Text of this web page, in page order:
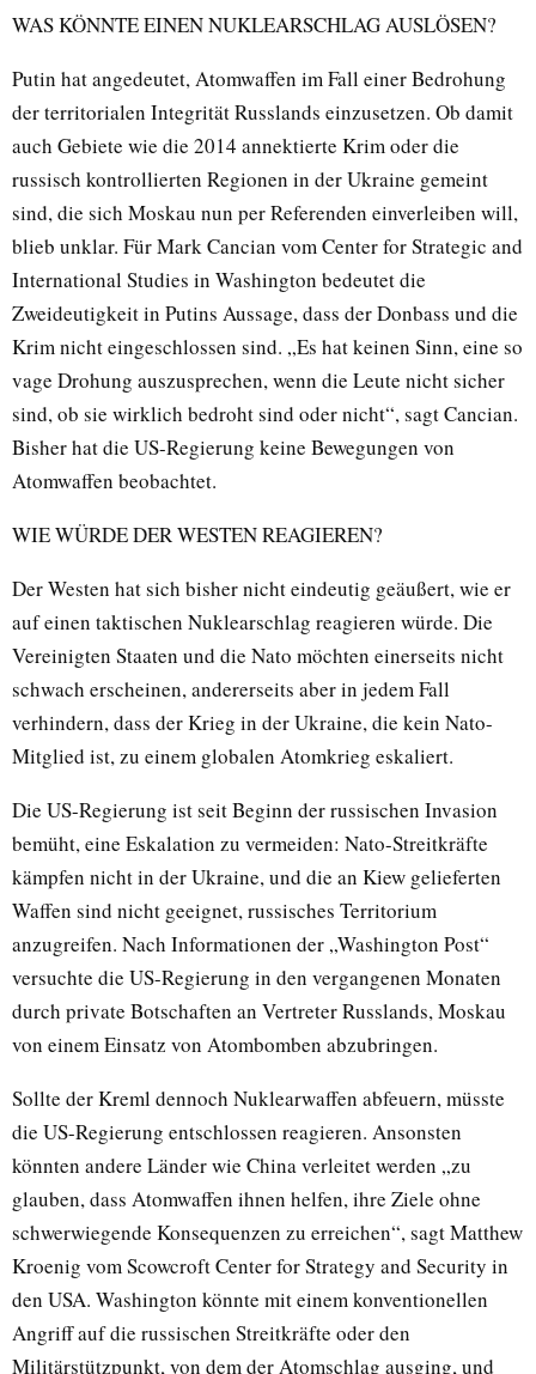
WAS KÖNNTE EINEN NUKLEARSCHLAG AUSLÖSEN?
Putin hat angedeutet, Atomwaffen im Fall einer Bedrohung
der territorialen Integrität Russlands einzusetzen. Ob damit
auch Gebiete wie die 2014 annektierte Krim oder die
russisch kontrollierten Regionen in der Ukraine gemeint
sind, die sich Moskau nun per Referenden einverleiben will,
blieb unklar. Für Mark Cancian vom Center for Strategic and
International Studies in Washington bedeutet die
Zweideutigkeit in Putins Aussage, dass der Donbass und die
Krim nicht eingeschlossen sind. „Es hat keinen Sinn, eine so
vage Drohung auszusprechen, wenn die Leute nicht sicher
sind, ob sie wirklich bedroht sind oder nicht“, sagt Cancian.
Bisher hat die US-Regierung keine Bewegungen von
Atomwaffen beobachtet.
WIE WÜRDE DER WESTEN REAGIEREN?
Der Westen hat sich bisher nicht eindeutig geäußert, wie er
auf einen taktischen Nuklearschlag reagieren würde. Die
Vereinigten Staaten und die Nato möchten einerseits nicht
schwach erscheinen, andererseits aber in jedem Fall
verhindern, dass der Krieg in der Ukraine, die kein Nato-
Mitglied ist, zu einem globalen Atomkrieg eskaliert.
Die US-Regierung ist seit Beginn der russischen Invasion
bemüht, eine Eskalation zu vermeiden: Nato-Streitkräfte
kämpfen nicht in der Ukraine, und die an Kiew gelieferten
Waffen sind nicht geeignet, russisches Territorium
anzugreifen. Nach Informationen der „Washington Post“
versuchte die US-Regierung in den vergangenen Monaten
durch private Botschaften an Vertreter Russlands, Moskau
von einem Einsatz von Atombomben abzubringen.
Sollte der Kreml dennoch Nuklearwaffen abfeuern, müsste
die US-Regierung entschlossen reagieren. Ansonsten
könnten andere Länder wie China verleitet werden „zu
glauben, dass Atomwaffen ihnen helfen, ihre Ziele ohne
schwerwiegende Konsequenzen zu erreichen“, sagt Matthew
Kroenig vom Scowcroft Center for Strategy and Security in
den USA. Washington könnte mit einem konventionellen
Angriff auf die russischen Streitkräfte oder den
Militärstützpunkt, von dem der Atomschlag ausging, und